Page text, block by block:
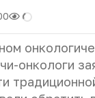
онкологи